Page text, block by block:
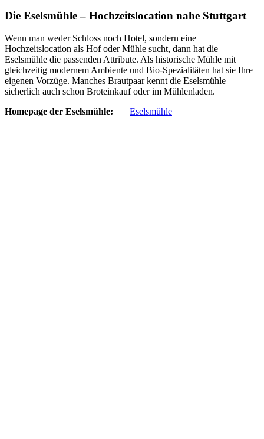
Die Eselsmühle – Hochzeitslocation nahe Stuttgart
Wenn man weder Schloss noch Hotel, sondern eine
Hochzeitslocation als Hof oder Mühle sucht, dann hat die
Eselsmühle die passenden Attribute. Als historische Mühle mit
gleichzeitig modernem Ambiente und Bio-Spezialitäten hat sie Ihre
eigenen Vorzüge. Manches Brautpaar kennt die Eselsmühle
sicherlich auch schon Broteinkauf oder im Mühlenladen.
Homepage der Eselsmühle:
Eselsmühle